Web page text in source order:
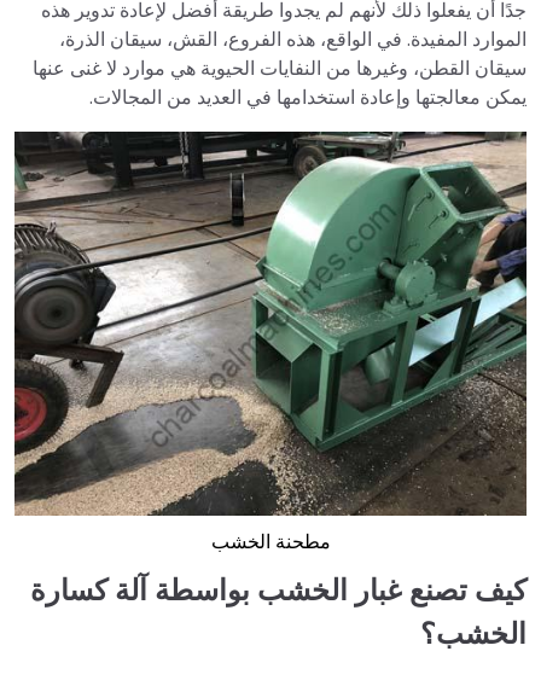
جدًا أن يفعلوا ذلك لأنهم لم يجدوا طريقة أفضل لإعادة تدوير هذه
الموارد المفيدة. في الواقع، هذه الفروع، القش، سيقان الذرة،
سيقان القطن، وغيرها من النفايات الحيوية هي موارد لا غنى عنها
يمكن معالجتها وإعادة استخدامها في العديد من المجالات.
مطحنة الخشب
كيف تصنع غبار الخشب بواسطة آلة كسارة
الخشب؟